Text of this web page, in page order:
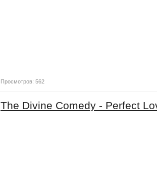
Просмотров: 562
The Divine Comedy - Perfect